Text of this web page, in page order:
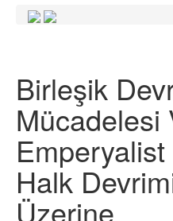
Birleşik
Mücadelesi
Halk
Üzerine